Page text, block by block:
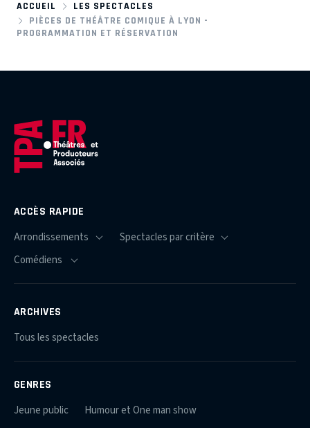
ACCUEIL
LES SPECTACLES
PIÈCES DE THÉÂTRE COMIQUE À LYON -
PROGRAMMATION ET RÉSERVATION
ACCÈS RAPIDE
ARCHIVES
Tous les spectacles
GENRES
Jeune public
Humour et One man show